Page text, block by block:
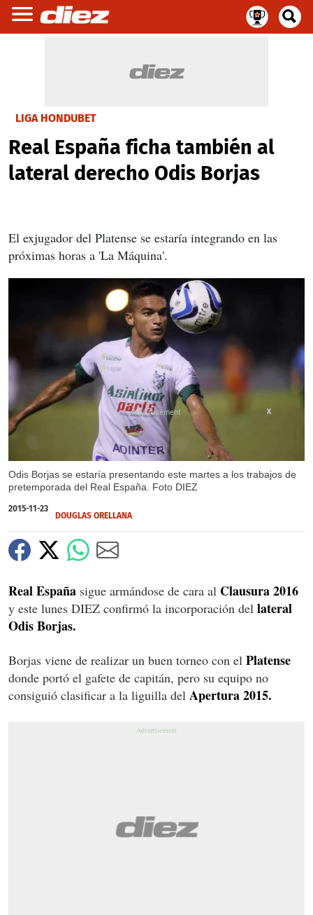
LIGA HONDUBET
Real España ficha también al
lateral derecho Odis Borjas
El exjugador del Platense se estaría integrando en las
próximas horas a 'La Máquina'.
Odis Borjas se estaría presentando este martes a los trabajos de
pretemporada del Real España. Foto DIEZ
X
2015-11-23
DOUGLAS ORELLANA
Real España sigue armándose de cara al Clausura 2016
y este lunes DIEZ confirmó la incorporación del lateral
Odis Borjas.
Borjas viene de realizar un buen torneo con el Platense
donde portó el gafete de capitán, pero su equipo no
consiguió clasificar a la liguilla del Apertura 2015.